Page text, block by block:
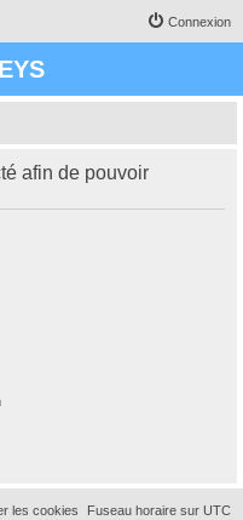
Connexion
afin de pouvoir
Fuseau horaire sur UTC
les cookies